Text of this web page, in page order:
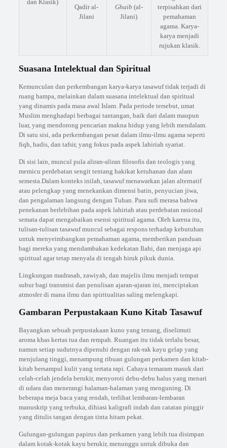
dan Klasik)
Qadir al-
Jilani
Ghaib (al-
Jilani)
terpisahkan dari
pemahaman
agama. Karya-
karya menjadi
rujukan klasik.
Suasana Intelektual dan Spiritual
Kemunculan dan perkembangan karya-karya tasawuf tidak terjadi di
ruang hampa, melainkan dalam suasana intelektual dan spiritual
yang dinamis pada masa awal Islam. Pada periode tersebut, umat
Muslim menghadapi berbagai tantangan, baik dari dalam maupun
luar, yang mendorong pencarian makna hidup yang lebih mendalam.
Di satu sisi, ada perkembangan pesat dalam ilmu-ilmu agama seperti
fiqh, hadis, dan tafsir, yang fokus pada aspek lahiriah syariat.
Di sisi lain, muncul pula aliran-aliran filosofis dan teologis yang
memicu perdebatan sengit tentang hakikat ketuhanan dan alam
semesta.Dalam konteks inilah, tasawuf menawarkan jalan alternatif
atau pelengkap yang menekankan dimensi batin, penyucian jiwa,
dan pengalaman langsung dengan Tuhan. Para sufi merasa bahwa
penekanan berlebihan pada aspek lahiriah atau perdebatan rasional
semata dapat mengabaikan esensi spiritual agama. Oleh karena itu,
tulisan-tulisan tasawuf muncul sebagai respons terhadap kebutuhan
untuk menyeimbangkan pemahaman agama, memberikan panduan
bagi mereka yang mendambakan kedekatan Ilahi, dan menjaga api
spiritual agar tetap menyala di tengah hiruk pikuk dunia.
Lingkungan madrasah, zawiyah, dan majelis ilmu menjadi tempat
subur bagi transmisi dan penulisan ajaran-ajaran ini, menciptakan
atmosfer di mana ilmu dan spiritualitas saling melengkapi.
Gambaran Perpustakaan Kuno Kitab Tasawuf
Bayangkan sebuah perpustakaan kuno yang tenang, diselimuti
aroma khas kertas tua dan rempah. Ruangan itu tidak terlalu besar,
namun setiap sudutnya dipenuhi dengan rak-rak kayu gelap yang
menjulang tinggi, menampung ribuan gulungan perkamen dan kitab-
kitab bersampul kulit yang tertata rapi. Cahaya temaram masuk dari
celah-celah jendela berukir, menyoroti debu-debu halus yang menari
di udara dan menerangi halaman-halaman yang menguning. Di
beberapa meja baca yang rendah, terlihat lembaran-lembaran
manuskrip yang terbuka, dihiasi kaligrafi indah dan catatan pinggir
yang ditulis tangan dengan tinta hitam pekat.
Gulungan-gulungan papirus dan perkamen yang lebih tua disimpan
dalam kotak-kotak kayu berukir, menunggu untuk dibuka dan